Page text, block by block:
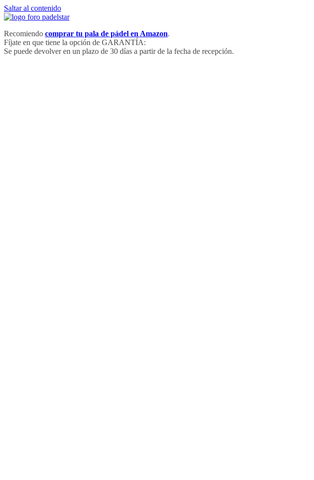
Saltar al contenido
Recomiendo comprar tu pala de pádel en Amazon.
Fíjate en que tiene la opción de GARANTÍA:
Se puede devolver en un plazo de 30 días a partir de la fecha de recepción.